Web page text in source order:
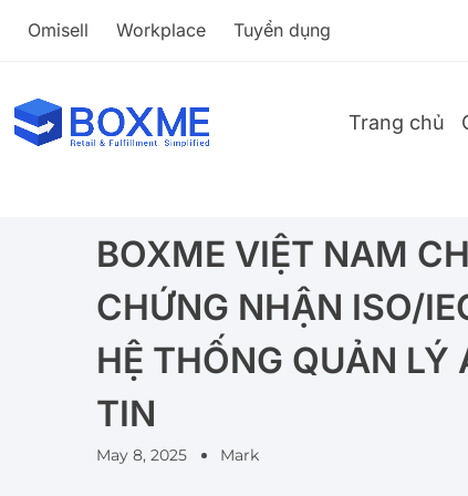
Omisell Workplace Tuyển dụng
Trang chủ
BOXME VIỆT NAM
CHỨNG NHẬN ISO/
HỆ THỐNG QUẢN LÝ
TIN
May 8, 2025 Mark